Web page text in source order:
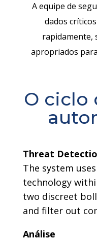
A equipe de
dados
rapidamente,
apropriados
O ciclo
Threat
The system
technology
two discreet
and filter out
Análise